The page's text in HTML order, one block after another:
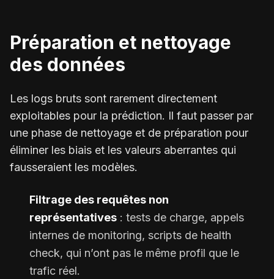
Préparation et nettoyage
des données
Les logs bruts sont rarement directement
exploitables pour la prédiction. Il faut passer par
une phase de nettoyage et de préparation pour
éliminer les biais et les valeurs aberrantes qui
fausseraient les modèles.
Filtrage des requêtes non
représentatives : tests de charge, appels
internes de monitoring, scripts de health
check, qui n’ont pas le même profil que le
trafic réel.